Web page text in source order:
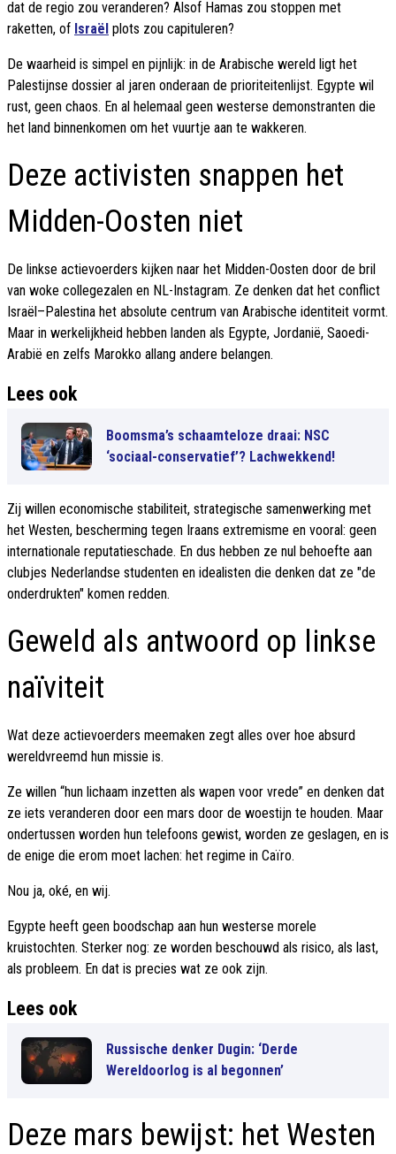
dat de regio zou veranderen? Alsof Hamas zou stoppen met
raketten, of Israël plots zou capituleren?
De waarheid is simpel en pijnlijk: in de Arabische wereld ligt het
Palestijnse dossier al jaren onderaan de prioriteitenlijst. Egypte wil
rust, geen chaos. En al helemaal geen westerse demonstranten die
het land binnenkomen om het vuurtje aan te wakkeren.
Deze activisten snappen het
Midden-Oosten niet
De linkse actievoerders kijken naar het Midden-Oosten door de bril
van woke collegezalen en NL-Instagram. Ze denken dat het conflict
Israël–Palestina het absolute centrum van Arabische identiteit vormt.
Maar in werkelijkheid hebben landen als Egypte, Jordanië, Saoedi-
Arabië en zelfs Marokko allang andere belangen.
Lees ook
Boomsma’s schaamteloze draai: NSC
‘sociaal-conservatief’? Lachwekkend!
Zij willen economische stabiliteit, strategische samenwerking met
het Westen, bescherming tegen Iraans extremisme en vooral: geen
internationale reputatieschade. En dus hebben ze nul behoefte aan
clubjes Nederlandse studenten en idealisten die denken dat ze "de
onderdrukten" komen redden.
Geweld als antwoord op linkse
naïviteit
Wat deze actievoerders meemaken zegt alles over hoe absurd
wereldvreemd hun missie is.
Ze willen “hun lichaam inzetten als wapen voor vrede” en denken dat
ze iets veranderen door een mars door de woestijn te houden. Maar
ondertussen worden hun telefoons gewist, worden ze geslagen, en is
de enige die erom moet lachen: het regime in Caïro.
Nou ja, oké, en wij.
Egypte heeft geen boodschap aan hun westerse morele
kruistochten. Sterker nog: ze worden beschouwd als risico, als last,
als probleem. En dat is precies wat ze ook zijn.
Lees ook
Russische denker Dugin: ‘Derde
Wereldoorlog is al begonnen’
Deze mars bewijst: het Westen